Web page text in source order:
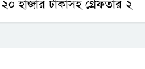
২০ হাজার টাকাসহ গ্রেফতার ২